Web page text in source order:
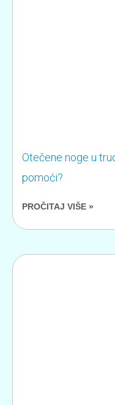
Otečene noge u
pomoći?
PROČITAJ VIŠE »